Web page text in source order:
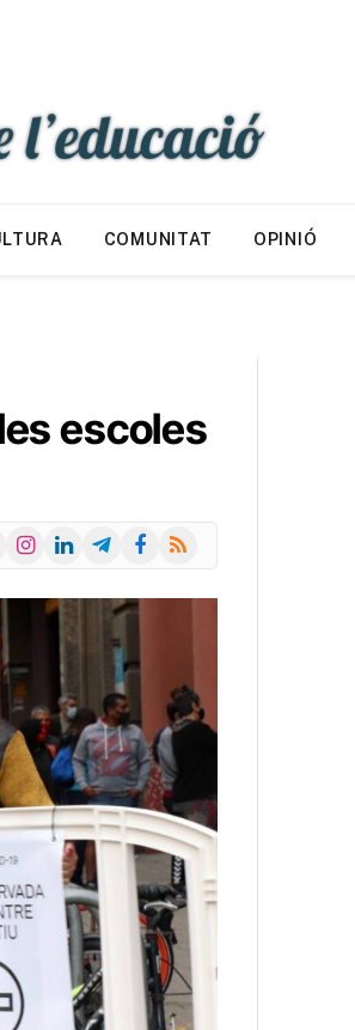
COMUNITAT OPINIÓ
escoles
Instagram
LinkedInTelegramFacebook
RSS